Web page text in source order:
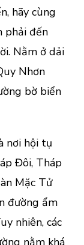
hãy cùng
phải đến
Nằm ở dải
Nhơn
bờ biển
nơi hội tụ
Đôi, Tháp
Mặc Tử
đường ẩm
nhiên, các
nằm khá